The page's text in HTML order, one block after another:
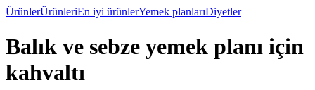
ÜrünlerÜrünleriEn iyi ürünlerYemek planlarıDiyetler
Balık ve sebze yemek planı için
kahvaltı